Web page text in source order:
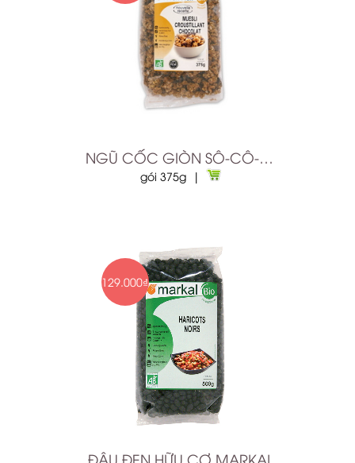
NGŨ CỐC GIÒN SÔ-CÔ-LA HỮU CƠ MARKAL
gói 375g |
129.000₫
ĐẬU ĐEN HỮU CƠ MARKAL